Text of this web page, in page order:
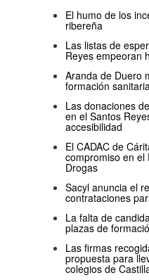
El humo de los
ribereña
Las listas de
Reyes empeoran
Aranda de Duero
formación
Las donaciones
en el Santos
accesibilidad
El CADAC de
compromiso en
Drogas
Sacyl anuncia el
contrataciones
La falta de
plazas de
Las firmas
propuesta para
colegios de